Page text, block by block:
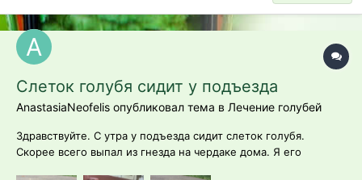
Слеток голубя сидит у подъезда
AnastasiaNeofelis опубликовал тема в Лечение голубей
Здравствуйте. С утра у подъезда сидит слеток голубя.
Скорее всего выпал из гнезда на чердаке дома. Я его